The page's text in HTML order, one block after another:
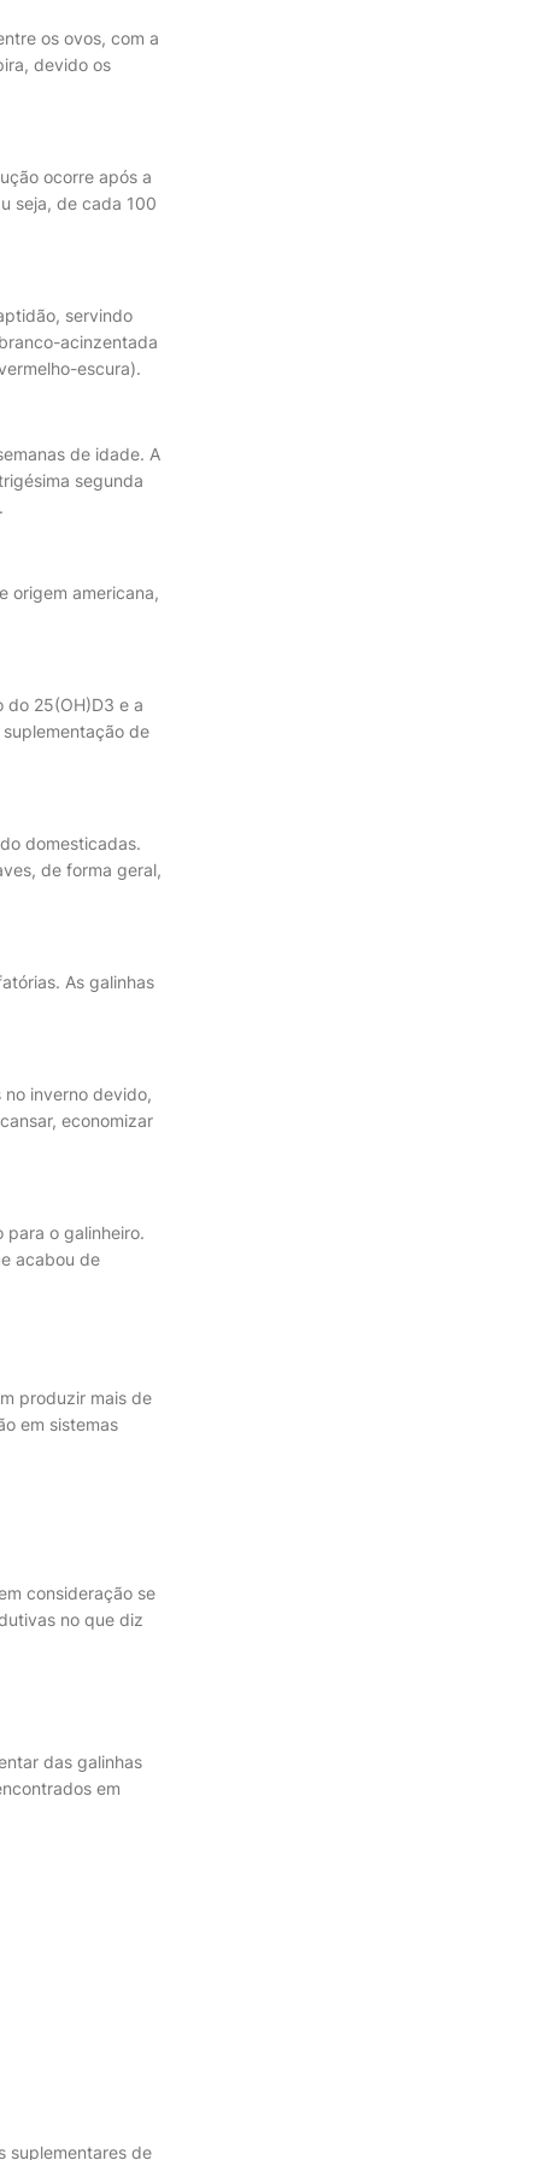
os ovos, com a
devido os
ocorre após a
seja, de cada 100
servindo
acinzentada
escura).
de idade. A
segunda
origem americana,
do 25(OH)D3 e a
de
domesticadas.
de forma geral,
As galinhas
inverno devido,
economizar
para o galinheiro.
acabou de
produzir mais de
em sistemas
consideração se
no que diz
das galinhas
em
suplementares de